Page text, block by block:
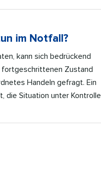
im Notfall?
kann sich bedrückend
fortgeschrittenen Zustand
Handeln gefragt. Ein
die Situation unter Kontrolle